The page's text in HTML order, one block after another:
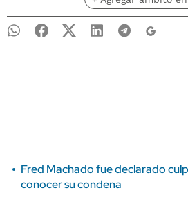
Fred Machado fue declarado
conocer su condena